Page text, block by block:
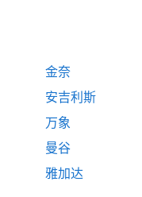
金奈
安吉利斯
万象
曼谷
雅加达